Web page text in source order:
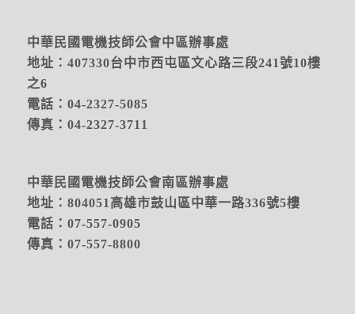
中華民國電機技師公會中區辦事處
地址： 407330台中市西屯區文心路三段241號10樓
之6
電話：04-2327-5085
傳真：04-2327-3711
中華民國電機技師公會南區辦事處
地址：804051高雄市鼓山區中華一路336號5樓
電話：07-557-0905
傳真：07-557-8800